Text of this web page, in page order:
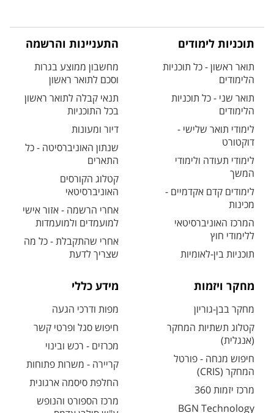
תוכניות לימודים
תואר ראשון - כל תוכניות
הלימודים
תואר שני - כל תוכניות
הלימודים
לימודי תואר שלישי -
דוקטורט
לימודי תעודה ולימודי
המשך
לימודים קדם אקדמיים -
מכינות
המרכז האוניברסיטאי
ללימודי חוץ
תוכניות בין-לאומיות
התעניינות והרשמה
מחשבון ממוצע בגרות
וסכם לתואר ראשון
תנאי קבלה לתואר ראשון
בכל התוכניות
דיור ומעונות
שנתון האוניברסיטה - כל
התארים
קטלוג הקורסים
האוניברסיטאי
אחרי הרשמה - אזור אישי
למועמדים ולמועמדות
אחרי שהתקבלת - כל מה
שצריך לדעת
מחקר ויזמות
מחקר בבן-גוריון
קטלוג תשתיות המחקר
(אנגלית)
חיפוש מנחה - פורטל
המחקר (CRIS)
מרכז יזמות 360
BGN Technology
מידע כללי
מפות ודרכי הגעה
חיפוש סגל ופרטי קשר
מכרזים - רכש ובינוי
קריירה - משרות פתוחות
החלפת סיסמה ארגונית
מרכז הספורט והנופש